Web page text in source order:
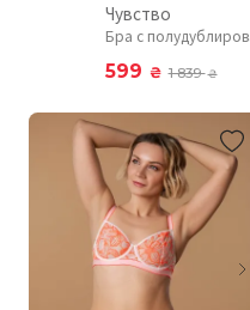
Чувство
Бра с
599 ₴ 1 839₴